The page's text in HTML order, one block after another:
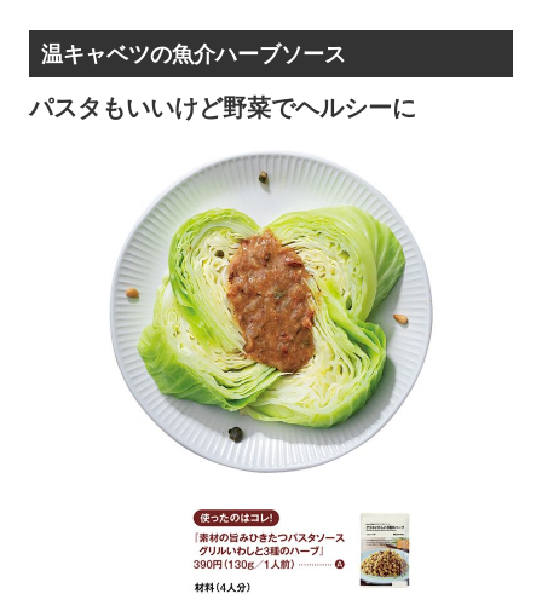
温キャベツの魚介ハーブソース
パスタもいいけど野菜でヘルシーに